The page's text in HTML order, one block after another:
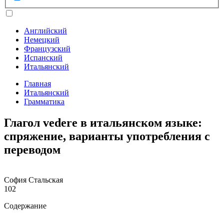
Английский
Немецкий
Французский
Испанский
Итальянский
Главная
Итальянский
Грамматика
Глагол vedere в итальянском языке:
спряжение, варианты употребления с
переводом
София Стальская
102
Содержание